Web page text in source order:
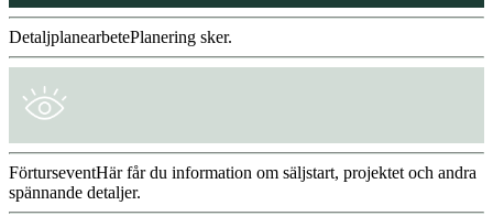
DetaljplanearbetePlanering sker.
FörturseventHär får du information om säljstart, projektet och andra
spännande detaljer.